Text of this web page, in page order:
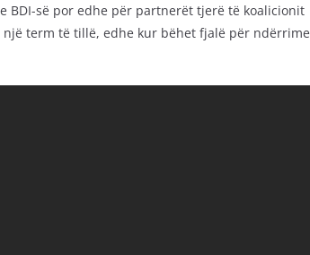
BDI-së por edhe për partnerët tjerë të koalicionit
term të tillë, edhe kur bëhet fjalë për ndërrime